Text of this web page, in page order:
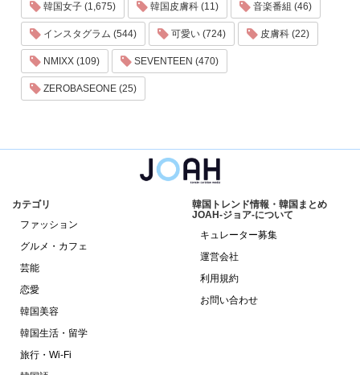
韓国女子 (1,675) 韓国皮膚科 (11) 音楽番組 (46)
インスタグラム (544) 可愛い (724) 皮膚科 (22)
NMIXX (109) SEVENTEEN (470)
ZEROBASEONE (25)
カテゴリ
ファッション
グルメ・カフェ
芸能
恋愛
韓国美容
韓国生活・留学
旅行・Wi-Fi
韓国トレンド情報・韓国まとめ
JOAH-ジョア-について
キュレーター募集
運営会社
利用規約
お問い合わせ